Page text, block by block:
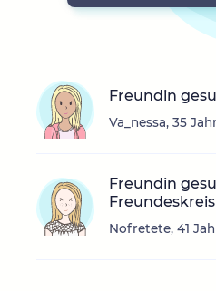
Freundin
Va_nessa, 35
Freundin
Nofretete, 41